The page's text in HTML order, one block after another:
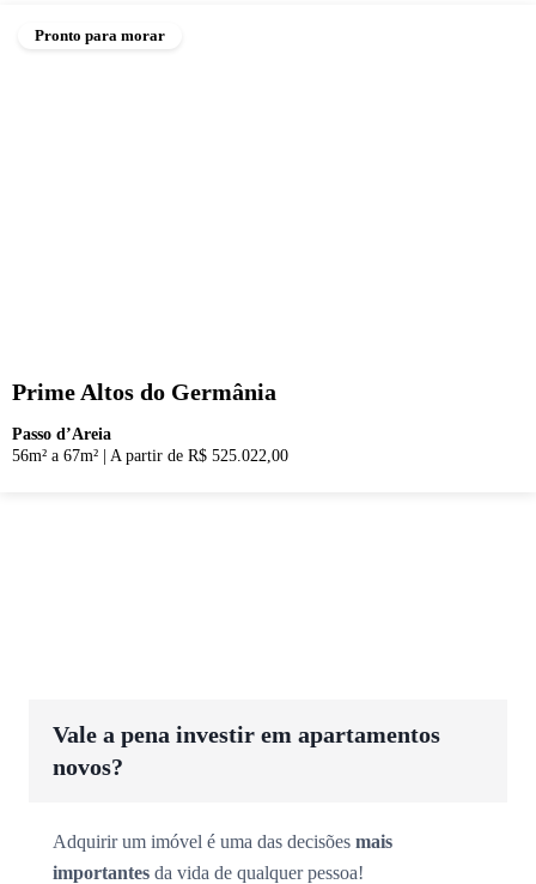
Pronto para morar
Prime Altos do Germânia
Passo d’Areia
56m² a 67m²
A partir de R$ 525.022,00
Vale a pena investir em apartamentos
novos?
Adquirir um imóvel é uma das decisões mais
importantes da vida de qualquer pessoa!